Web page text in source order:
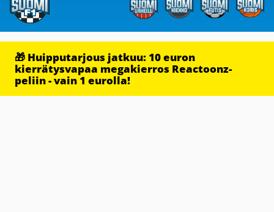
🎁 Huipputarjous jatkuu: 10 euron
kierrätysvapaa megakierros Reactoonz-
peliin - vain 1 eurolla!